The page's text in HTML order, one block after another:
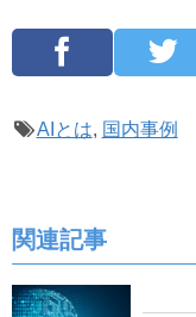
AIとは, 国内事例
関連記事